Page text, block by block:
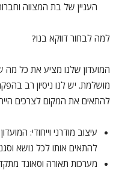
העניין של בת המצווה
למה לבחור דווקא בנו?
המועדון שלנו מציע את כל מה
מושלמת. יש לנו ניסיון רב
להתאים את המקום לצרכים
עיצוב מודרני וייחודי:
להתאים אותו לכל נושא
מערכות תאורה וסאונד